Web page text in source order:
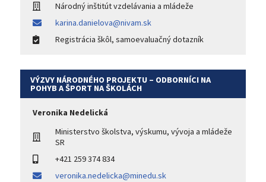
Národný inštitút vzdelávania a mládeže
karina.danielova@nivam.sk
Registrácia škôl, samoevaluačný dotazník
VÝZVY NÁRODNÉHO PROJEKTU – ODBORNÍCI NA
POHYB A ŠPORT NA ŠKOLÁCH
Veronika Nedelická
Ministerstvo školstva, výskumu, vývoja a mládeže
SR
+421 259 374 834
veronika.nedelicka@minedu.sk